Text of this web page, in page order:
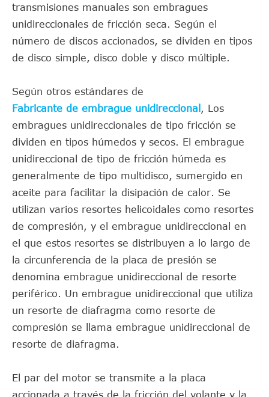
transmisiones manuales son embragues
unidireccionales de fricción seca. Según el
número de discos accionados, se dividen en tipos
de disco simple, disco doble y disco múltiple.
Según otros estándares de
Fabricante de embrague unidireccional , Los
embragues unidireccionales de tipo fricción se
dividen en tipos húmedos y secos. El embrague
unidireccional de tipo de fricción húmeda es
generalmente de tipo multidisco, sumergido en
aceite para facilitar la disipación de calor. Se
utilizan varios resortes helicoidales como resortes
de compresión, y el embrague unidireccional en
el que estos resortes se distribuyen a lo largo de
la circunferencia de la placa de presión se
denomina embrague unidireccional de resorte
periférico. Un embrague unidireccional que utiliza
un resorte de diafragma como resorte de
compresión se llama embrague unidireccional de
resorte de diafragma.
El par del motor se transmite a la placa
accionada a través de la fricción del volante y la